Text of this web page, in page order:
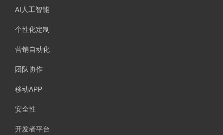
AI人工智能
个性化定制
营销自动化
团队协作
移动APP
安全性
开发者平台